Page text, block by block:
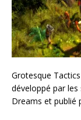
Grotesque
développé par
Dreams et publié